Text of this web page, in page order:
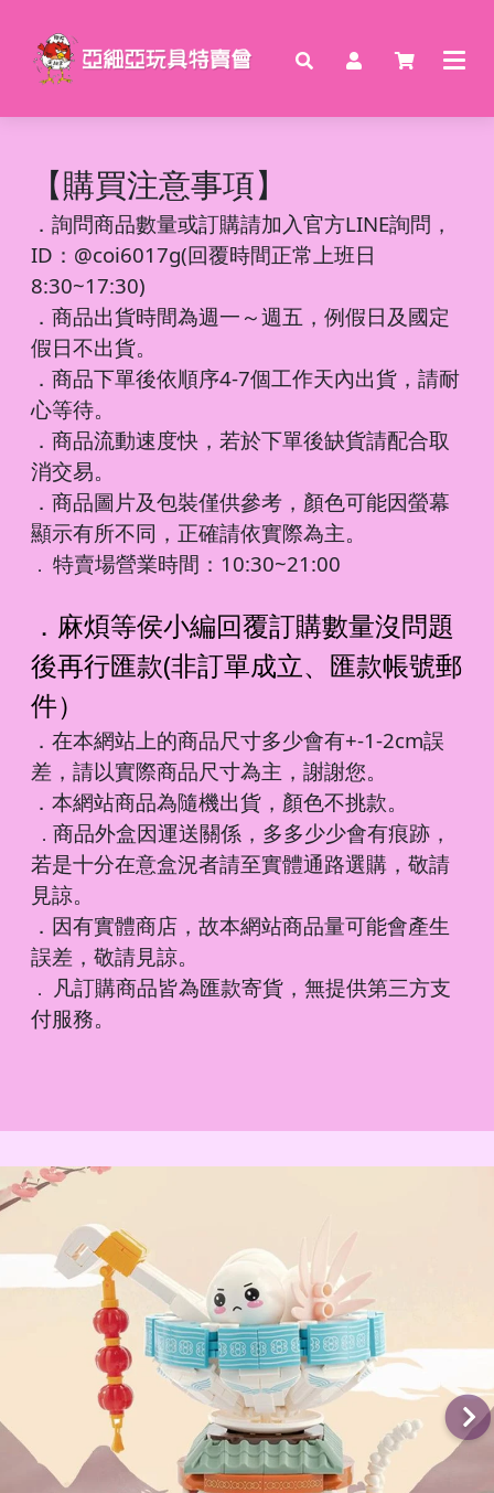
【購買注意事項】
． 詢問商品數量或訂購請加入官方LINE詢問，
ID：@coi6017g(回覆時間正常上班日
8:30~17:30)
．商品出貨時間為週一～週五，例假日及國定
假日不出貨。
．商品下單後依順序4-7個工作天內出貨，請耐
心等待。
．商品流動速度快，若於下單後缺貨請配合取
消交易。
．商品圖片及包裝僅供參考，顏色可能因螢幕
顯示有所不同，正確請依實際為主。
． 特賣場營業時間：10:30~21:00
．麻煩等侯小編回覆訂購數量沒問題
後再行匯款(非訂單成立、匯款帳號郵
件）
．在本網站上的商品尺寸多少會有+-1-2cm誤
差，請以實際商品尺寸為主，謝謝您。
．本網站商品為隨機出貨，顏色不挑款。
． 商品外盒因運送關係，多多少少會有痕跡，
若是十分在意盒況者請至實體通路選購，敬請
見諒。
．因有實體商店，故本網站商品量可能會產生
誤差，敬請見諒。
． 凡訂購商品皆為匯款寄貨，無提供第三方支
付服務。